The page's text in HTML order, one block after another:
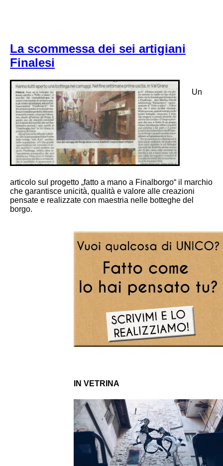
La scommessa dei sei artigiani
Finalesi
Un
articolo sul progetto „fatto a mano a Finalborgo“ il marchio
che garantisce unicità, qualità e valore alle creazioni
pensate e realizzate con maestria nelle botteghe del
borgo.
IN VETRINA